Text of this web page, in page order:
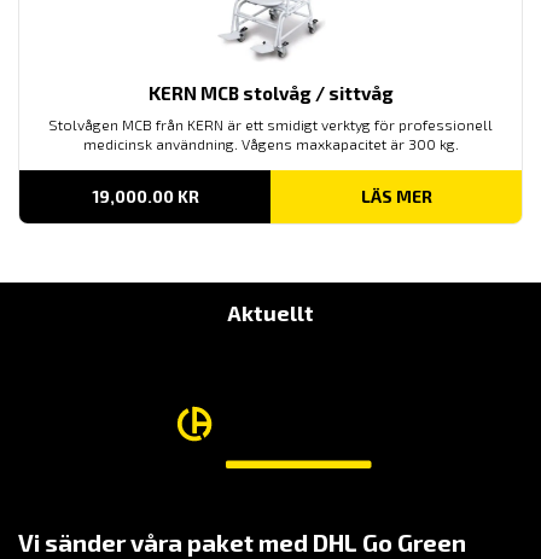
KERN MCB stolvåg / sittvåg
Stolvågen MCB från KERN är ett smidigt verktyg för professionell
medicinsk användning. Vågens maxkapacitet är 300 kg.
19,000.00 KR LÄS MER
Aktuellt
Vi sänder våra paket med DHL Go Green